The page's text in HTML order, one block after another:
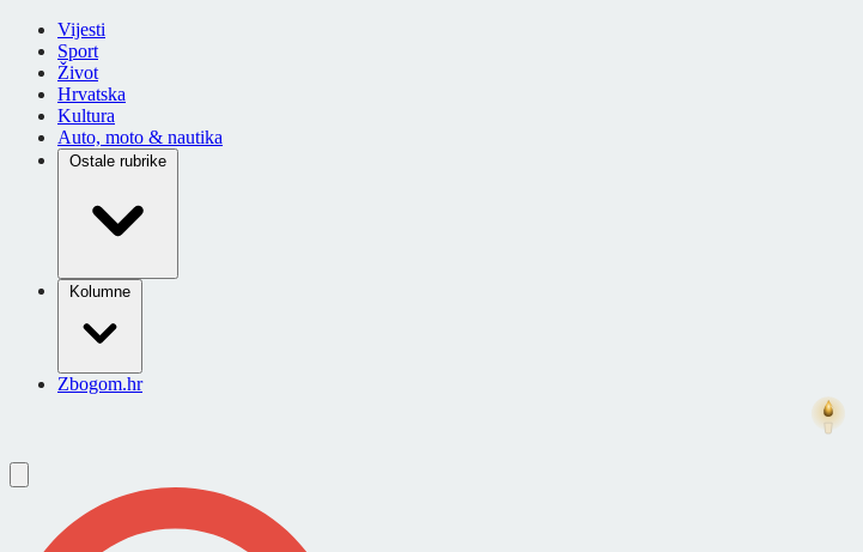
Vijesti
Sport
Život
Hrvatska
Kultura
Auto, moto & nautika
Ostale rubrike
Kolumne
Zbogom.hr